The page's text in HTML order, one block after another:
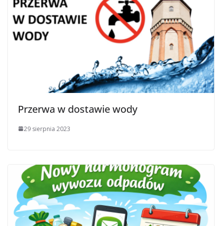
Przerwa w dostawie wody
29 sierpnia 2023